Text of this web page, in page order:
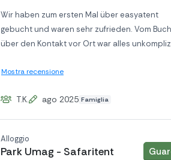
Wir haben zum ersten Mal über easyatent
gebucht und waren sehr zufrieden. Vom
über den Kontakt vor Ort war alles
Der Check-in verlief reibungslos und schnell.
komfortabel. Wir hatten eine Klimaanlage und
Alles war Fußläufig in weniger als 5 Minuten
Mostra recensione
T.K. ago 2025 Famiglia
Park Umag - Safaritent
Alloggio